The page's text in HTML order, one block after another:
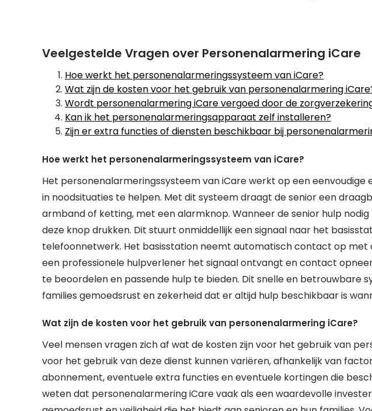
Veelgestelde Vragen over Personenalarmering iCare
Hoe werkt het personenalarmeringssysteem van iCare?
Wat zijn de kosten voor het gebruik van personenalarmering
Wordt personenalarmering iCare vergoed door de
Kan ik het personenalarmeringsapparaat zelf installeren?
Zijn er extra functies of diensten beschikbaar bij
Hoe werkt het personenalarmeringssysteem van iCare?
Het personenalarmeringssysteem van iCare werkt op een
in noodsituaties te helpen. Met dit systeem draagt de senior een
armband of ketting, met een alarmknop. Wanneer de senior hulp nodig
deze knop drukken. Dit stuurt onmiddellijk een signaal naar het
telefoonnetwerk. Het basisstation neemt automatisch contact op met
een professionele hulpverlener het signaal ontvangt en contact
te beoordelen en passende hulp te bieden. Dit snelle en betrouwbare
families gemoedsrust en zekerheid dat er altijd hulp beschikbaar is
Wat zijn de kosten voor het gebruik van personenalarmering iCare?
Veel mensen vragen zich af wat de kosten zijn voor het gebruik van
voor het gebruik van deze dienst kunnen variëren, afhankelijk van
abonnement, eventuele extra functies en eventuele kortingen die
weten dat personenalarmering iCare vaak als een waardevolle